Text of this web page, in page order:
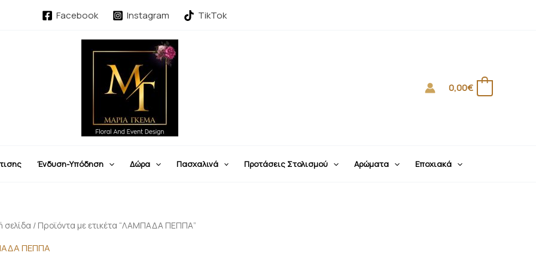
Facebook Instagram TikTok
0,00€
Ένδυση-Υπόδηση Δώρα Πασχαλινά Προτάσεις Στολισμού Αρώματα Εποχιακά
σελίδα / Προϊόντα με ετικέτα “ΛΑΜΠΑΔΑ ΠΕΠΠΑ”
ΠΕΠΠΑ
by
latest